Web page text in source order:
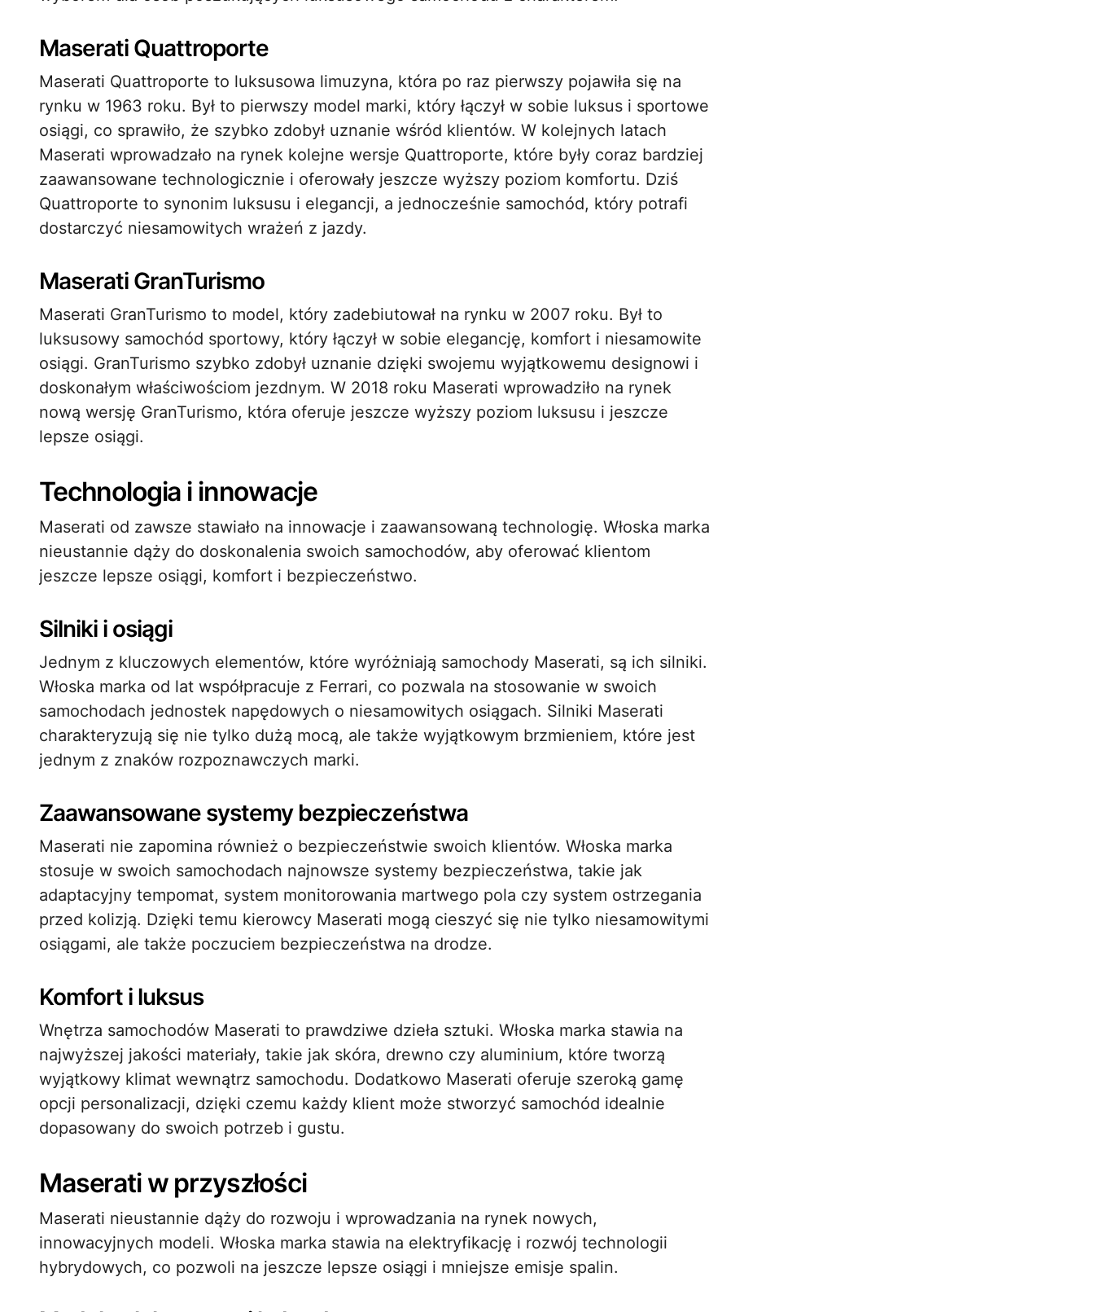
Maserati Quattroporte
Maserati Quattroporte to luksusowa limuzyna, która po raz pierwszy pojawiła się na
rynku w 1963 roku. Był to pierwszy model marki, który łączył w sobie luksus i sportowe
osiągi, co sprawiło, że szybko zdobył uznanie wśród klientów. W kolejnych latach
Maserati wprowadzało na rynek kolejne wersje Quattroporte, które były coraz bardziej
zaawansowane technologicznie i oferowały jeszcze wyższy poziom komfortu. Dziś
Quattroporte to synonim luksusu i elegancji, a jednocześnie samochód, który potrafi
dostarczyć niesamowitych wrażeń z jazdy.
Maserati GranTurismo
Maserati GranTurismo to model, który zadebiutował na rynku w 2007 roku. Był to
luksusowy samochód sportowy, który łączył w sobie elegancję, komfort i niesamowite
osiągi. GranTurismo szybko zdobył uznanie dzięki swojemu wyjątkowemu designowi i
doskonałym właściwościom jezdnym. W 2018 roku Maserati wprowadziło na rynek
nową wersję GranTurismo, która oferuje jeszcze wyższy poziom luksusu i jeszcze
lepsze osiągi.
Technologia i innowacje
Maserati od zawsze stawiało na innowacje i zaawansowaną technologię. Włoska marka
nieustannie dąży do doskonalenia swoich samochodów, aby oferować klientom
jeszcze lepsze osiągi, komfort i bezpieczeństwo.
Silniki i osiągi
Jednym z kluczowych elementów, które wyróżniają samochody Maserati, są ich silniki.
Włoska marka od lat współpracuje z Ferrari, co pozwala na stosowanie w swoich
samochodach jednostek napędowych o niesamowitych osiągach. Silniki Maserati
charakteryzują się nie tylko dużą mocą, ale także wyjątkowym brzmieniem, które jest
jednym z znaków rozpoznawczych marki.
Zaawansowane systemy bezpieczeństwa
Maserati nie zapomina również o bezpieczeństwie swoich klientów. Włoska marka
stosuje w swoich samochodach najnowsze systemy bezpieczeństwa, takie jak
adaptacyjny tempomat, system monitorowania martwego pola czy system ostrzegania
przed kolizją. Dzięki temu kierowcy Maserati mogą cieszyć się nie tylko niesamowitymi
osiągami, ale także poczuciem bezpieczeństwa na drodze.
Komfort i luksus
Wnętrza samochodów Maserati to prawdziwe dzieła sztuki. Włoska marka stawia na
najwyższej jakości materiały, takie jak skóra, drewno czy aluminium, które tworzą
wyjątkowy klimat wewnątrz samochodu. Dodatkowo Maserati oferuje szeroką gamę
opcji personalizacji, dzięki czemu każdy klient może stworzyć samochód idealnie
dopasowany do swoich potrzeb i gustu.
Maserati w przyszłości
Maserati nieustannie dąży do rozwoju i wprowadzania na rynek nowych,
innowacyjnych modeli. Włoska marka stawia na elektryfikację i rozwój technologii
hybrydowych, co pozwoli na jeszcze lepsze osiągi i mniejsze emisje spalin.